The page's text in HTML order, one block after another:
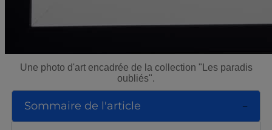
Une photo d'art encadrée de la collection "Les paradis
oubliés".
Sommaire de l'article